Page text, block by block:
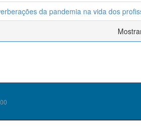
da pandemia na vida dos